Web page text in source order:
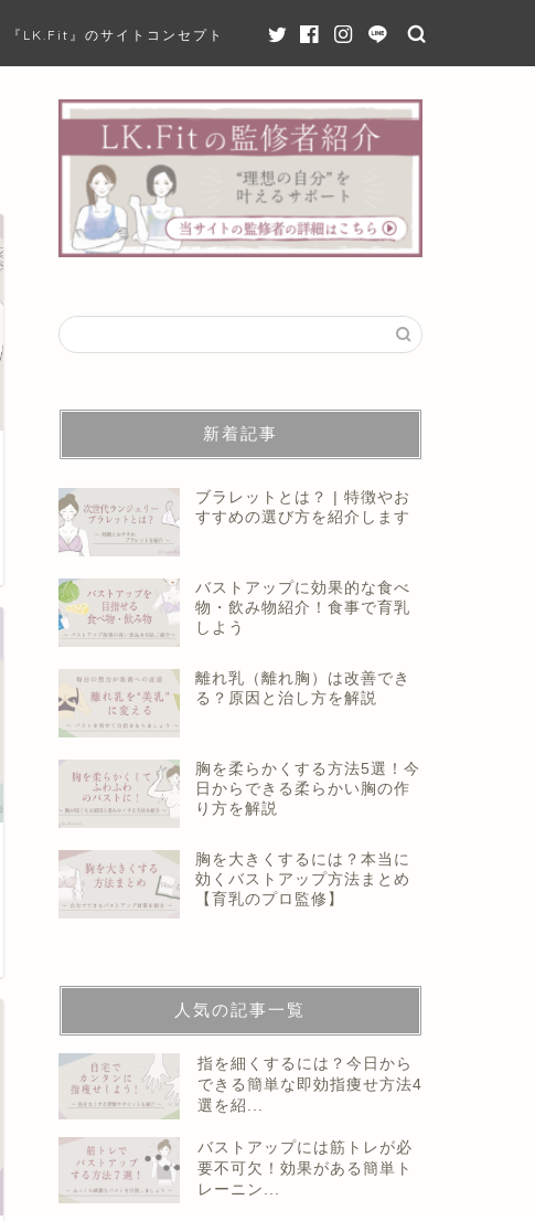
『LK.Fit』のサイトコンセプト
新着記事
ブラレットとは？ | 特徴やお
すすめの選び方を紹介します
バストアップに効果的な食べ
物・飲み物紹介！食事で育乳
しよう
離れ乳（離れ胸）は改善でき
る？原因と治し方を解説
胸を柔らかくする方法5選！今
日からできる柔らかい胸の作
り方を解説
胸を大きくするには？本当に
効くバストアップ方法まとめ
【育乳のプロ監修】
人気の記事一覧
指を細くするには？今日から
できる簡単な即効指痩せ方法4
選を紹...
バストアップには筋トレが必
要不可欠！効果がある簡単ト
レーニン...